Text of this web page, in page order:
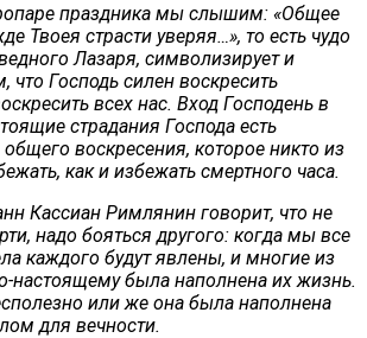
праздника мы слышим: «Общее
Твоея страсти уверяя…», то есть чудо
Лазаря, символизирует и
что Господь силен воскресить
всех нас. Вход Господень в
страдания Господа есть
воскресения, которое никто из
как и избежать смертного часа.
Кассиан Римлянин говорит, что не
надо бояться другого: когда мы все
каждого будут явлены, и многие из
настоящему была наполнена их жизнь.
или же она была наполнена
для вечности.